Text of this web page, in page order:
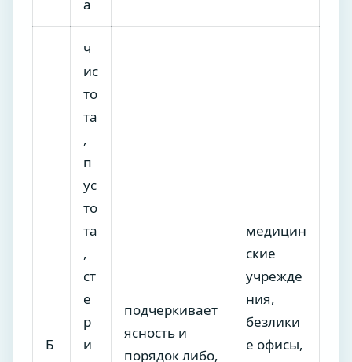
а
Б
ч
ис
то
та
,
п
ус
то
та
,
ст
е
р
и
подчеркивает
ясность и
порядок либо,
медицин
ские
учрежде
ния,
безлики
е офисы,